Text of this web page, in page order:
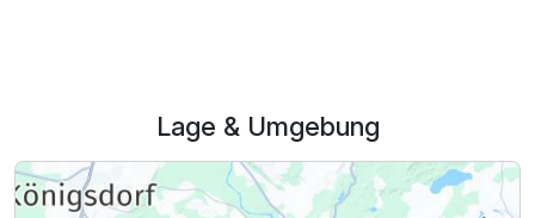
Lage & Umgebung